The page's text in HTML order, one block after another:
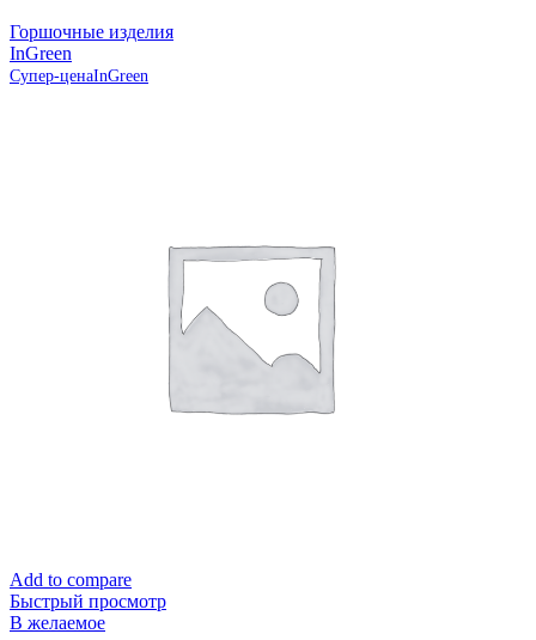
Горшочные изделия
InGreen
Супер-ценаInGreen
Add to compare
Быстрый просмотр
В желаемое